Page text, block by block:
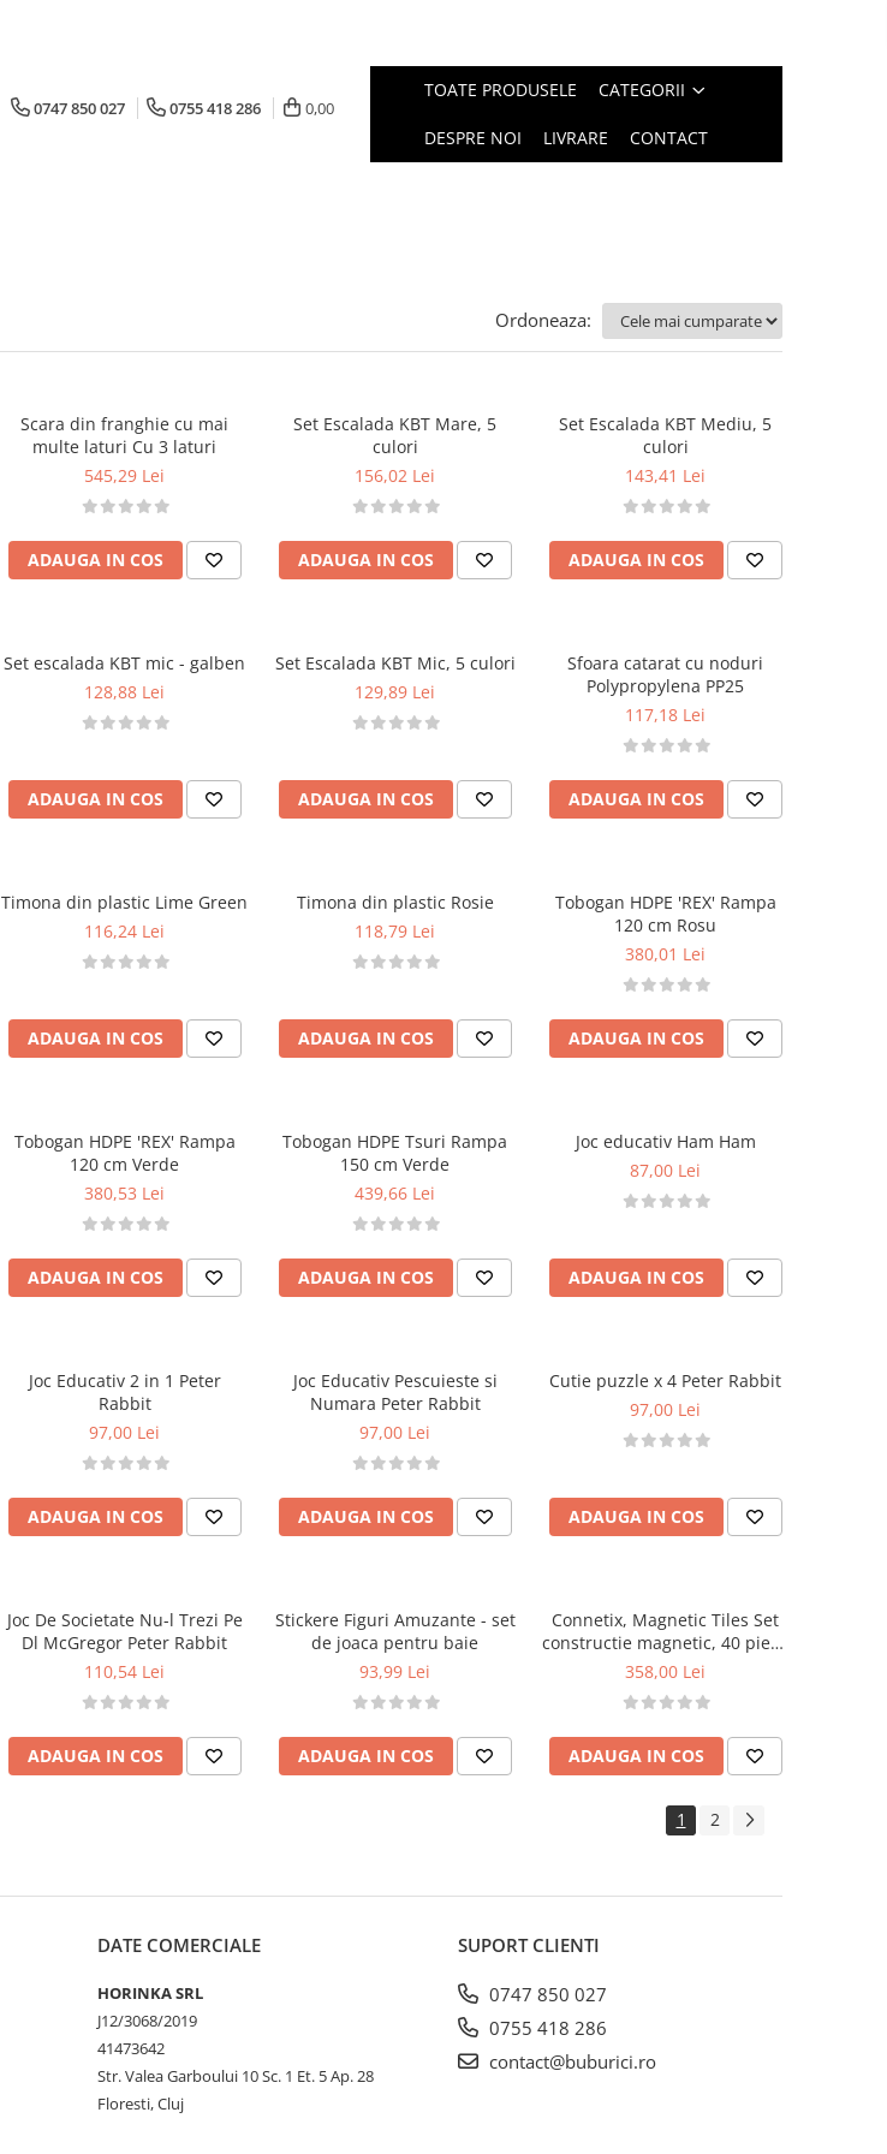
0747 850 027 0755 418 286 0,00
TOATE PRODUSELE CATEGORII
DESPRE NOI LIVRARE CONTACT
Ordoneaza:
Scara din franghie cu mai
multe laturi Cu 3 laturi
545,29 Lei
ADAUGA IN COS
Set Escalada KBT Mare, 5
culori
156,02 Lei
ADAUGA IN COS
Set Escalada KBT Mediu, 5
culori
143,41 Lei
ADAUGA IN COS
Set escalada KBT mic - galben
128,88 Lei
ADAUGA IN COS
Set Escalada KBT Mic, 5 culori
129,89 Lei
ADAUGA IN COS
Sfoara catarat cu noduri
Polypropylena PP25
117,18 Lei
ADAUGA IN COS
Timona din plastic Lime Green
116,24 Lei
ADAUGA IN COS
Timona din plastic Rosie
118,79 Lei
ADAUGA IN COS
Tobogan HDPE 'REX' Rampa
120 cm Rosu
380,01 Lei
ADAUGA IN COS
Tobogan HDPE 'REX' Rampa
120 cm Verde
380,53 Lei
ADAUGA IN COS
Tobogan HDPE Tsuri Rampa
150 cm Verde
439,66 Lei
ADAUGA IN COS
Joc educativ Ham Ham
87,00 Lei
ADAUGA IN COS
Joc Educativ 2 in 1 Peter
Rabbit
97,00 Lei
ADAUGA IN COS
Joc Educativ Pescuieste si
Numara Peter Rabbit
97,00 Lei
ADAUGA IN COS
Cutie puzzle x 4 Peter Rabbit
97,00 Lei
ADAUGA IN COS
Joc De Societate Nu-l Trezi Pe
Dl McGregor Peter Rabbit
110,54 Lei
ADAUGA IN COS
Stickere Figuri Amuzante - set
de joaca pentru baie
93,99 Lei
ADAUGA IN COS
Connetix, Magnetic Tiles Set
constructie magnetic, 40 piese
de baza, patrate
358,00 Lei
ADAUGA IN COS
1 2
DATE COMERCIALE
HORINKA SRL
J12/3068/2019
41473642
Str. Valea Garboului 10 Sc. 1 Et. 5 Ap. 28
Floresti, Cluj
SUPORT CLIENTI
0747 850 027
0755 418 286
contact@buburici.ro